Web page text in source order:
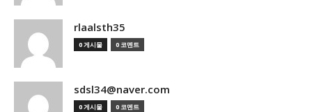
rlaalsth35
0 게시물 0 코멘트
sdsl34@naver.com
0 게시물 0 코멘트